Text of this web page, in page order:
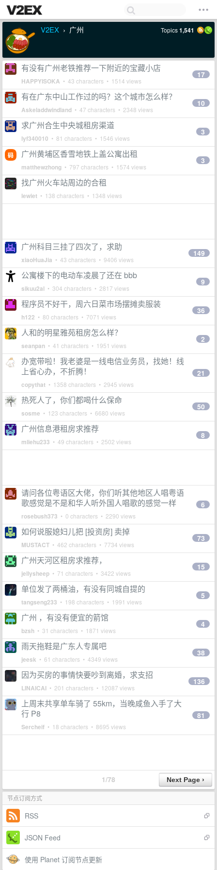
V2EX › 广州 Topics1,541
有没有广州老铁推荐一下附近的宝藏小店
HAPPYISOKA • 43 characters • 1514 views
17
有在广东中山工作过的吗？这个城市怎么样？
Askeladdwindland • 47 characters • 2348 views
10
求广州合生中央城租房渠道
lyf340010 • 81 characters • 1546 views
3
广州黄埔区香雪地铁上盖公寓出租
matthewzhong • 797 characters • 1574 views
3
找广州火车站周边的合租
lewiet • 138 characters • 1348 views
广州科目三挂了四次了，求助
xiaoHuaJia • 43 characters • 9406 views
149
公寓楼下的电动车凌晨了还在 bbb
sikuu2al • 304 characters • 2817 views
9
程序员不好干，周六日菜市场摆摊卖服装
h122 • 80 characters • 7071 views
36
人和的明星雅苑租房怎么样？
seanpan • 41 characters • 1951 views
2
办宽带啦！我老婆是一线电信业务员，找她！线
上省心办，不折腾！
copythat • 1358 characters • 2945 views
21
热死人了，你们都喝什么保命
sosme • 123 characters • 6680 views
50
广州信息港租房求推荐
mliehu233 • 49 characters • 2502 views
8
请问各位粤语区大佬，你们听其他地区人唱粤语
歌感觉是不是和华人听外国人唱歌的感觉一样
rosebush373 • 0 characters • 2290 views
6
如何说服媳妇儿把 [投资房] 卖掉
MUSTACT • 462 characters • 7734 views
73
广州天河区租房求推荐，
jellysheep • 71 characters • 3422 views
15
单位发了两桶油，有没有同城自提的
tangseng233 • 198 characters • 1991 views
5
广州 ，有没有便宜的箭馆
bzsh • 31 characters • 1871 views
4
雨天拖鞋是广东人专属吧
jeesk • 61 characters • 4349 views
38
因为买房的事情快要吵到离婚，求支招
LINAICAI • 201 characters • 12087 views
136
上周末共享单车骑了 55km，当晚咸鱼入手了大
行 P8
Sercheif • 18 characters • 8695 views
81
1/78
节点订阅方式
RSS
JSON Feed
使用 Planet 订阅节点更新